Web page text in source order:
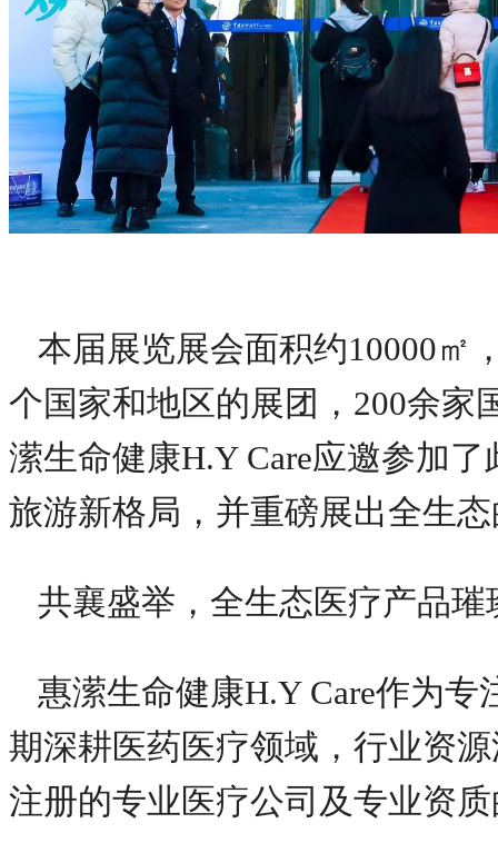
本届展览展会面积约10000㎡
个国家和地区的展团，200余家
潆生命健康H.Y Care应邀参加
旅游新格局，并重磅展出全生
共襄盛举，全生态医疗产品璀
惠潆生命健康H.Y Care作为
期深耕医药医疗领域，行业资
注册的专业医疗公司及专业资